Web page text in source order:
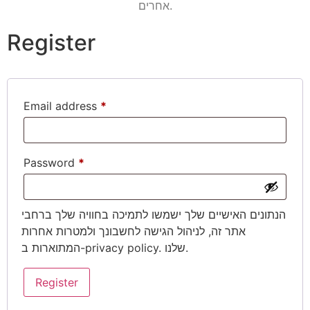
Sorry, nothing to see here...
אחרים.
Register
Email address *
Password *
הנתונים האישיים שלך ישמשו לתמיכה בחוויה שלך ברחבי
אתר זה, לניהול הגישה לחשבונך ולמטרות אחרות
המתוארות ב-privacy policy . שלנו.
Register